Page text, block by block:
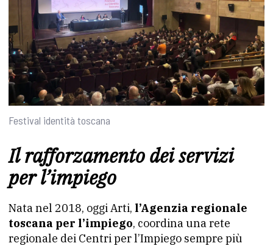
Festival identità toscana
Il rafforzamento dei servizi
per l’impiego
Nata nel 2018, oggi Arti, l’Agenzia regionale
toscana per l’impiego, coordina una rete
regionale dei Centri per l’Impiego sempre più